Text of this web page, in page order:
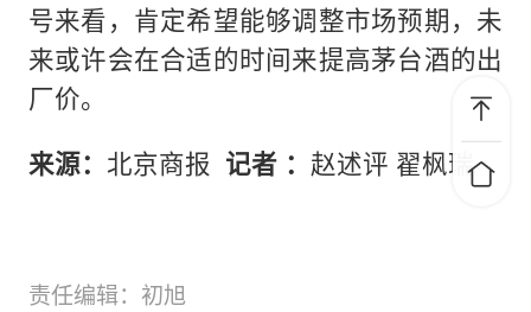
号来看，肯定希望能够调整市场预期，未
来或许会在合适的时间来提高茅台酒的出
厂价。
来源： 北京商报 记者 ： 赵述评 翟枫瑞
责任编辑：初旭